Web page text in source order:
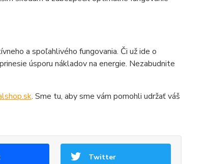
a spoľahlivého fungovania. Či už ide o
úsporu nákladov na energie. Nezabudnite
. Sme tu, aby sme vám pomohli udržať váš
Twitter